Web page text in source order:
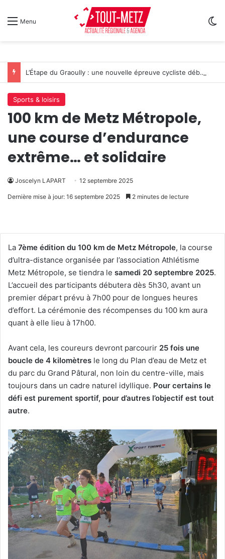
Menu
L’Étape du Graoully : une nouvelle épreuve cycliste débarque à Metz
Sports & loisirs
100 km de Metz Métropole,
une course d’endurance
extrême… et solidaire
Joscelyn LAPART 12 septembre 2025
Dernière mise à jour: 16 septembre 2025 2 minutes de lecture
La 7ème édition du 100 km de Metz Métropole, la course
d’ultra-distance organisée par l’association Athlétisme
Metz Métropole, se tiendra le samedi 20 septembre 2025.
L’accueil des participants débutera dès 5h30, avant un
premier départ prévu à 7h00 pour de longues heures
d’effort. La cérémonie des récompenses du 100 km aura
quant à elle lieu à 17h00.
Avant cela, les coureurs devront parcourir 25 fois une
boucle de 4 kilomètres le long du Plan d’eau de Metz et
du parc du Grand Pâtural, non loin du centre-ville, mais
toujours dans un cadre naturel idyllique. Pour certains le
défi est purement sportif, pour d’autres l’objectif est tout
autre.